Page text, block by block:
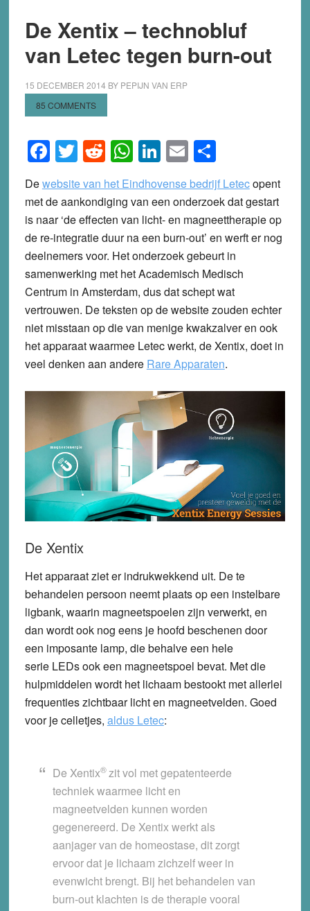
De Xentix – technobluf
van Letec tegen burn-out
15 DECEMBER 2014 BY PEPIJN VAN ERP
85 COMMENTS
Facebook
Twitter
Reddit
WhatsApp
LinkedIn
EmailShare
Dewebsite van het Eindhovense bedrijf Letecopent
met de aankondiging van een onderzoek dat gestart
is naar ‘de effecten van licht- en magneettherapie op
de re-integratie duur na een burn-out’ en werft er nog
deelnemers voor. Het onderzoek gebeurt in
samenwerking met het Academisch Medisch
Centrum in Amsterdam, dus dat schept wat
vertrouwen. De teksten op de website zouden echter
niet misstaan op die van menige kwakzalver en ook
het apparaat waarmee Letec werkt, de Xentix, doet in
veel denken aan andere Rare Apparaten.
De Xentix
Het apparaat ziet er indrukwekkend uit. De te
behandelen persoon neemt plaats op een instelbare
ligbank, waarin magneetspoelen zijn verwerkt, en
dan wordt ook nog eens je hoofd beschenen door
een imposante lamp, die behalve een hele
serie LEDs ook een magneetspoel bevat. Met die
hulpmiddelen wordt het lichaam bestookt met allerlei
frequenties zichtbaar licht en magneetvelden. Goed
voor je celletjes, aldus Letec:
De Xentix®zit vol met gepatenteerde
techniek waarmee licht en
magneetvelden kunnen worden
gegenereerd. De Xentix werkt als
aanjager van de homeostase, dit zorgt
ervoor dat je lichaam zichzelf weer in
evenwicht brengt. Bij het behandelen van
burn-out klachten is de therapie vooral